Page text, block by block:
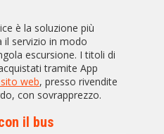
è la soluzione più
il servizio in modo
escursione. I titoli di
tramite App
web, presso rivendite
con sovrapprezzo.
il bus